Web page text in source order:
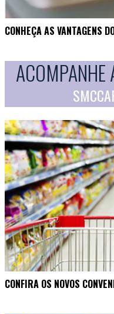
CONHEÇA AS VANTAGENS
ACOMPANHE
CONFIRA OS NOVOS